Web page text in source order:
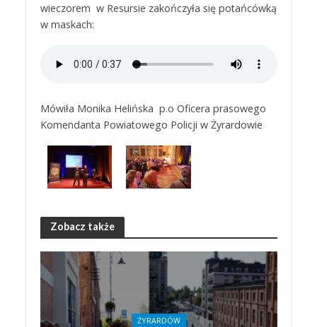
wieczorem w Resursie zakończyła się potańcówką
w maskach:
Mówiła Monika Helińska p.o Oficera prasowego
Komendanta Powiatowego Policji w Żyrardowie
Zobacz także
ŻYRARDÓW